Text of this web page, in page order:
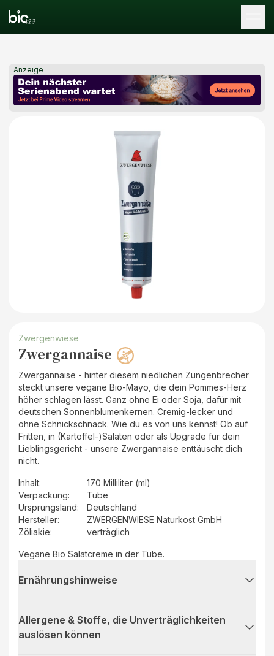
Anzeige
Zwergenwiese
Zwergannaise
Zwergannaise - hinter diesem niedlichen Zungenbrecher
steckt unsere vegane Bio-Mayo, die dein Pommes-Herz
höher schlagen lässt. Ganz ohne Ei oder Soja, dafür mit
deutschen Sonnenblumenkernen. Cremig-lecker und
ohne Schnickschnack. Wie du es von uns kennst! Ob auf
Fritten, in (Kartoffel-)Salaten oder als Upgrade für dein
Lieblingsgericht - unsere Zwergannaise enttäuscht dich
nicht.
Inhalt:
170 Milliliter (ml)
Verpackung:
Tube
Ursprungsland:
Deutschland
Hersteller:
ZWERGENWIESE Naturkost GmbH
Zöliakie:
verträglich
Vegane Bio Salatcreme in der Tube.
Ernährungshinweise
Allergene & Stoffe, die Unverträglichkeiten
auslösen können